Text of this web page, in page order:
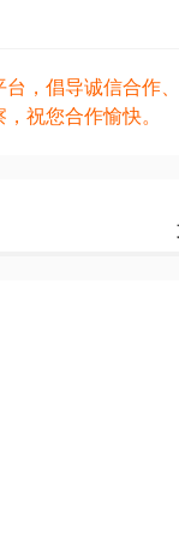
，倡导诚信合作
祝您合作愉快。